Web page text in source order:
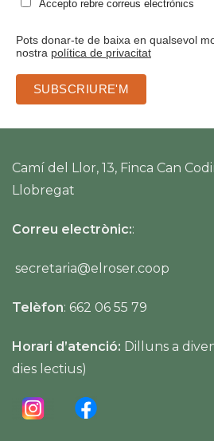
Accepto rebre correus electrònics
Pots donar-te de baixa en qualsevol
nostra política de privacitat
Camí del Llor, 13, Finca Can
Llobregat
Correu electrònic::
secretaria@elroser.coop
Telèfon: 662 06 55 79
Horari d’atenció: Dilluns a
dies lectius)